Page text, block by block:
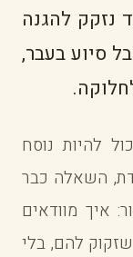
נזקק להגנה
סיוע בעבר,
להיות נוסח
השאלה כבר
איך מוודאים
להם, בלי